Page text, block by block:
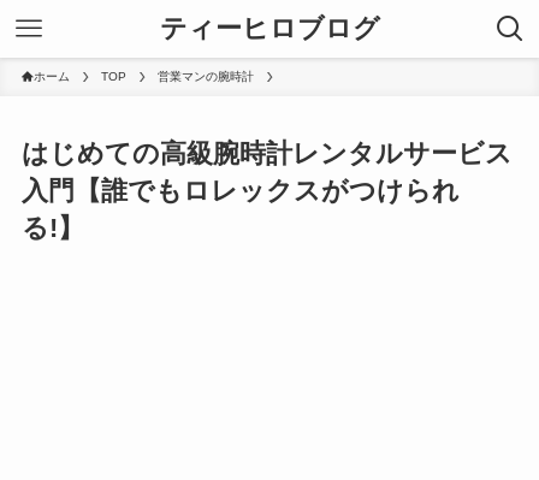
ティーヒロブログ
ホーム TOP 営業マンの腕時計
はじめての高級腕時計レンタルサービス
入門【誰でもロレックスがつけられ
る!】